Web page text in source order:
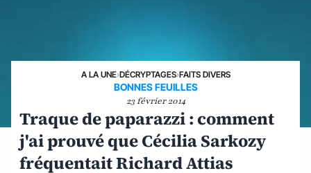
A LA UNE›DÉCRYPTAGES›FAITS DIVERS
BONNES FEUILLES
23 février 2014
Traque de paparazzi : comment
j'ai prouvé que Cécilia Sarkozy
fréquentait Richard Attias